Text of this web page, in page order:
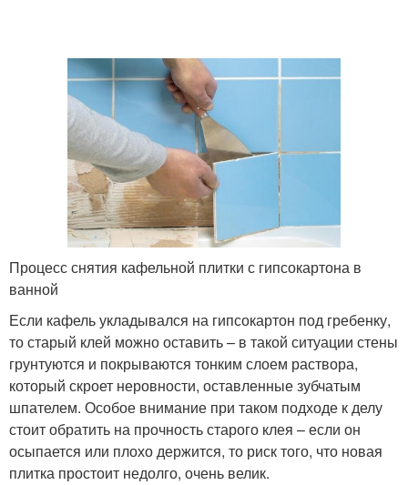
Процесс снятия кафельной плитки с гипсокартона в
ванной
Если кафель укладывался на гипсокартон под гребенку,
то старый клей можно оставить – в такой ситуации стены
грунтуются и покрываются тонким слоем раствора,
который скроет неровности, оставленные зубчатым
шпателем. Особое внимание при таком подходе к делу
стоит обратить на прочность старого клея – если он
осыпается или плохо держится, то риск того, что новая
плитка простоит недолго, очень велик.